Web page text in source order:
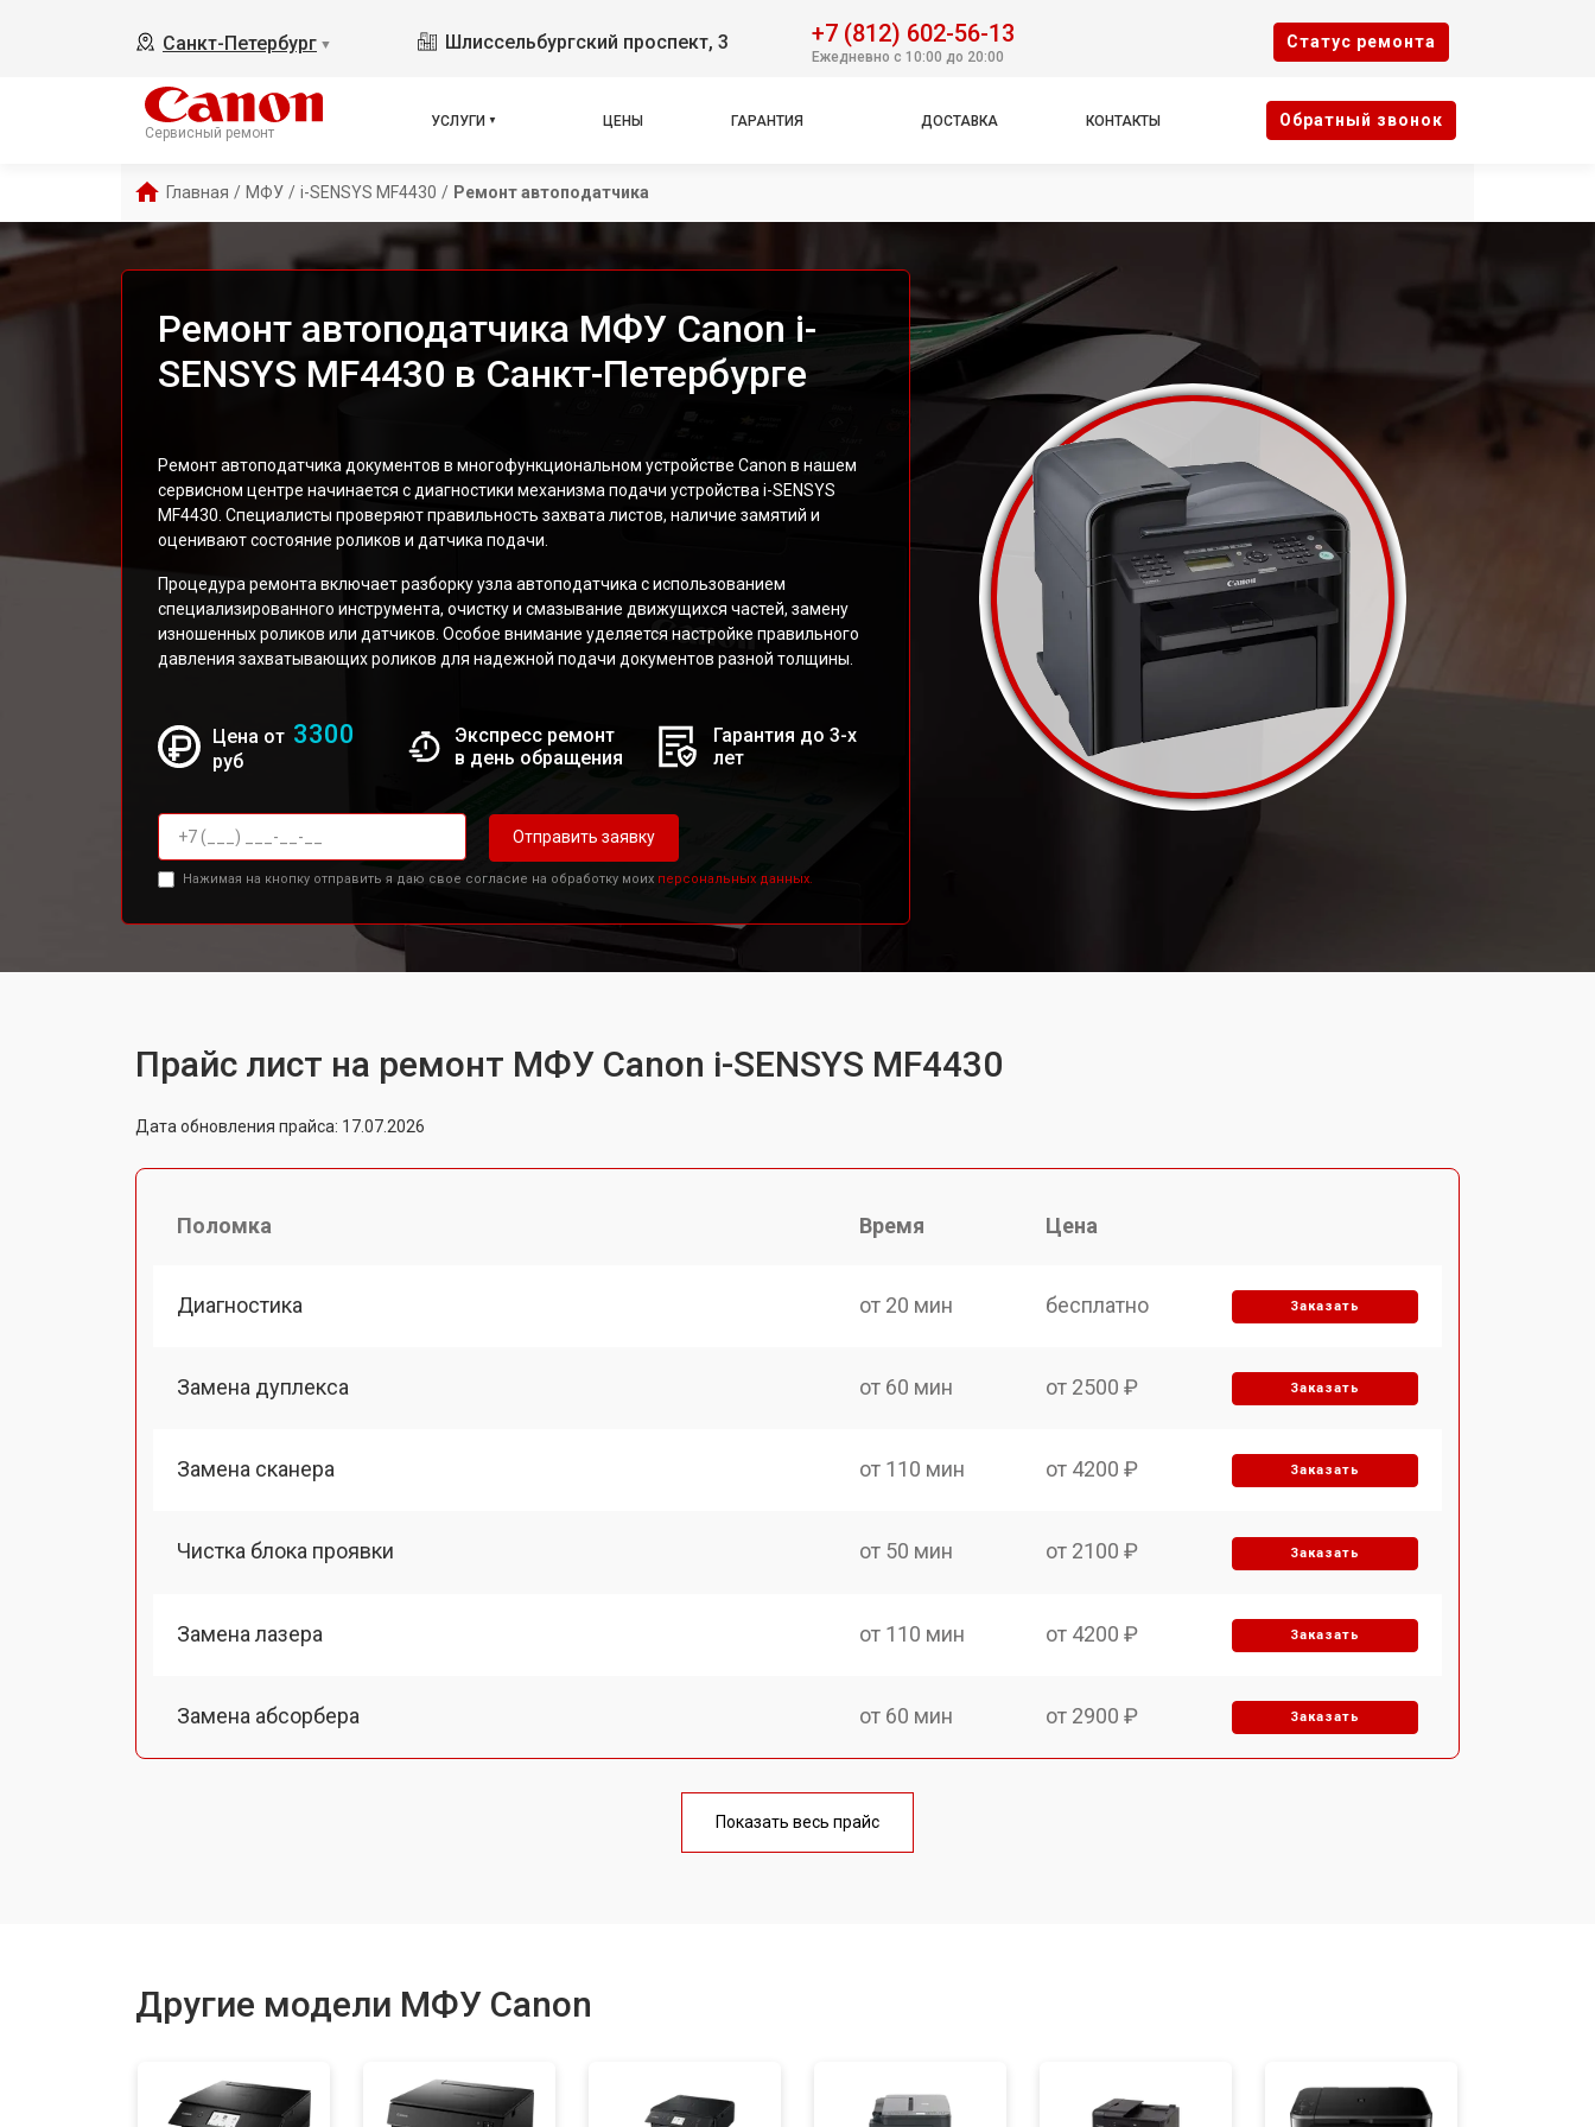
Санкт-Петербург ▼ Шлиссельбургский проспект, 3 +7 (812) 602-56-13
Ежедневно с 10:00 до 20:00
Cтатус ремонта
Сервисный ремонт
УСЛУГИ ЦЕНЫ ГАРАНТИЯ ДОСТАВКА КОНТАКТЫ Oбратный звонок
Главная / МФУ / i-SENSYS MF4430 / Ремонт автоподатчика
Ремонт автоподатчика МФУ Canon i-
SENSYS MF4430 в Санкт-Петербурге
Ремонт автоподатчика документов в многофункциональном устройстве Canon в нашем
сервисном центре начинается с диагностики механизма подачи устройства i-SENSYS
MF4430. Специалисты проверяют правильность захвата листов, наличие замятий и
оценивают состояние роликов и датчика подачи.
Процедура ремонта включает разборку узла автоподатчика с использованием
специализированного инструмента, очистку и смазывание движущихся частей, замену
изношенных роликов или датчиков. Особое внимание уделяется настройке правильного
давления захватывающих роликов для надежной подачи документов разной толщины.
Цена от 3300
руб
Экспресс ремонт
в день обращения
Гарантия до 3-х
лет
Отправить заявку
Нажимая на кнопку отправить я даю свое согласие на обработку моих персональных данных.
Прайс лист на ремонт МФУ Canon i-SENSYS MF4430
Дата обновления прайса: 17.07.2026
Поломка Время Цена
Диагностика от 20 мин бесплатно Заказать
Замена дуплекса от 60 мин от 2500 ₽ Заказать
Замена сканера от 110 мин от 4200 ₽ Заказать
Чистка блока проявки от 50 мин от 2100 ₽ Заказать
Замена лазера от 110 мин от 4200 ₽ Заказать
Замена абсорбера от 60 мин от 2900 ₽ Заказать
от 60 мин
Показать весь прайс
Другие модели МФУ Canon